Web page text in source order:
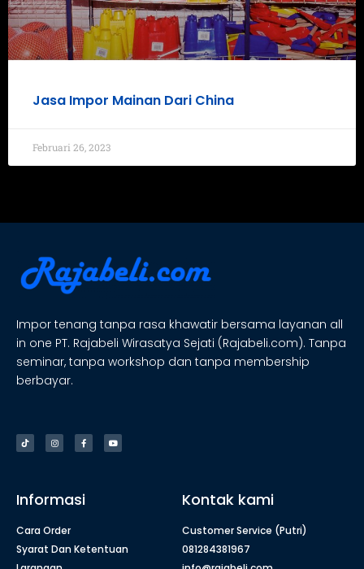
Jasa Impor Mainan Dari China
Februari 26, 2023
Impor tenang tanpa rasa khawatir bersama layanan all
in one PT. Rajabeli Wirasatya Sejati (Rajabeli.com). Tanpa
seminar, tanpa workshop dan tanpa membership
berbayar.
Informasi
Cara Order
Syarat Dan Ketentuan
Kontak kami
Customer Service (Putri)
081284381967